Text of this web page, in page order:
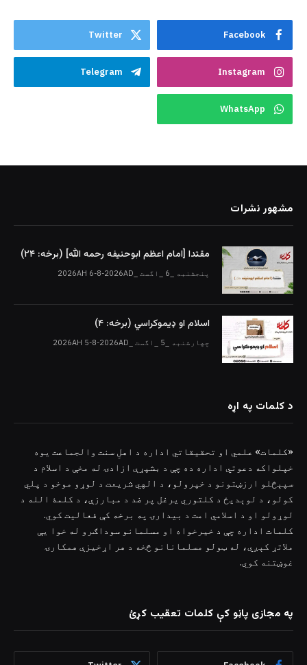
Facebook
Twitter
Instagram
Telegram
WhatsApp
مشهور نشرات
مقتدا [امام اعظم ابوحنیفه رحمه الله‎] (برخه: ۲۴)
پنجشنبه _6 _اگست _2026AH 6-8-2026AD
اسلام او ډیموکراسي (برخه: ۴)
چهارشنبه _5 _اگست _2026AH 5-8-2026AD
د کلمات په اړه
«کلمات» علمي او تحقیقاتي اداره د اهلِ سنت والجماعت یوه
خپلواکه دعوتي اداره ده چې د بشپړې ازادۍ له مخې د اسلام د
سپېڅلو ارزښتونو د خپرولو، د الهي شریعت د لوړو موخو د پلي
کولو، د لوېدیځ د کلتوري یرغل پر ضد د مبارزې، د کلمۀ الله د
لوړولو او د اسلامي امت د بیدارۍ په برخه کې فعالیت کوي.
کلمات اداره چې د خیرخواه او مسلمانو سوداګرو له خوا یې
ملاتړ کېږي، له ټولو مسلمانانو څخه د هر اړخیزې همکارۍ
غوښتنه کوي.
په مجازی پاڼو کې کلمات تعقیب کړئ